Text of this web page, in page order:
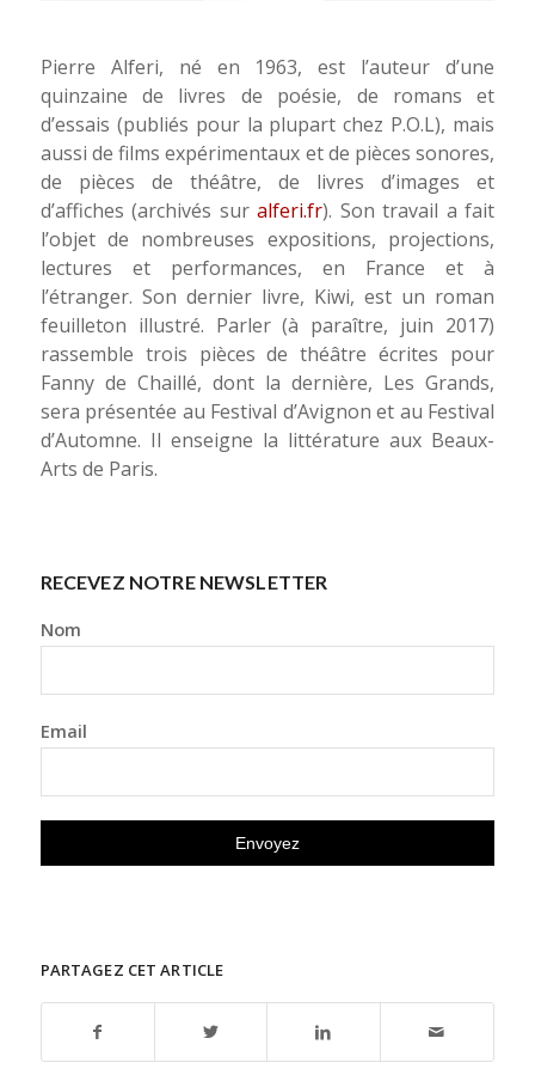
Pierre Alferi, né en 1963, est l’auteur d’une
quinzaine de livres de poésie, de romans et
d’essais (publiés pour la plupart chez P.O.L), mais
aussi de films expérimentaux et de pièces sonores,
de pièces de théâtre, de livres d’images et
d’affiches (archivés suralferi.fr). Son travail a fait
l’objet de nombreuses expositions, projections,
lectures et performances, en France et à
l’étranger. Son dernier livre, Kiwi, est un roman
feuilleton illustré. Parler (à paraître, juin 2017)
rassemble trois pièces de théâtre écrites pour
Fanny de Chaillé, dont la dernière, Les Grands,
sera présentée au Festival d’Avignon et au Festival
d’Automne. Il enseigne la littérature aux Beaux-
Arts de Paris.
RECEVEZ NOTRE NEWSLETTER
Nom
Email
PARTAGEZ CET ARTICLE